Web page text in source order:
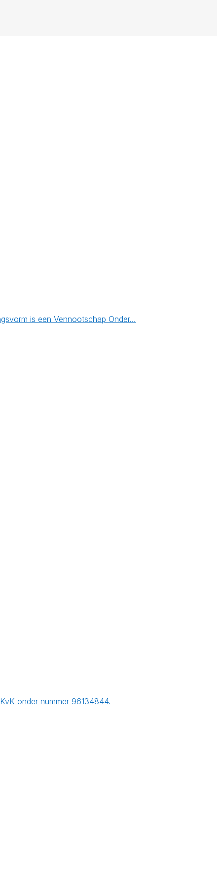
is een Vennootschap Onder…
onder nummer 96134844.